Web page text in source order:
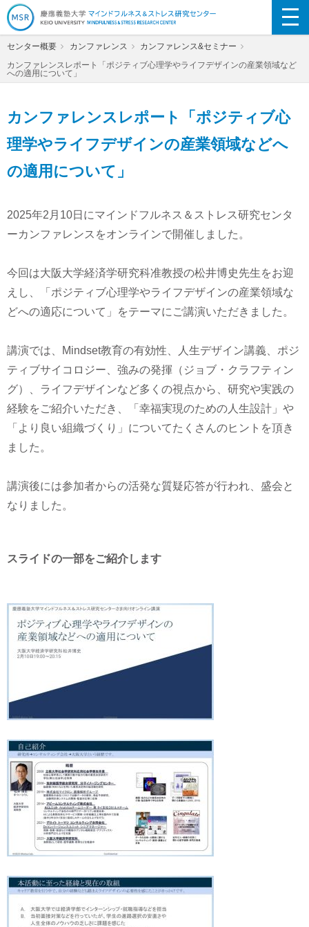
慶應義塾大学マインドフルネス&ストレス
研究センター
センター概要 カンファレンス
カンファレンス&セミナー
カンファレンスレポート「ポジティブ心理学やライフデザインの産業領域など
への適用について」
カンファレンスレポート「ポジティブ心
理学やライフデザインの産業領域などへ
の適用について」
2025年2月10日にマインドフルネス＆ストレス研究センタ
ーカンファレンスをオンラインで開催しました。
今回は大阪大学経済学研究科准教授の松井博史先生をお迎
えし、「ポジティブ心理学やライフデザインの産業領域な
どへの適応について」をテーマにご講演いただきました。
講演では、Mindset教育の有効性、人生デザイン講義、ポジ
ティブサイコロジー、強みの発揮（ジョブ・クラフティン
グ）、ライフデザインなど多くの視点から、研究や実践の
経験をご紹介いただき、「幸福実現のための人生設計」や
「より良い組織づくり」についてたくさんのヒントを頂き
ました。
講演後には参加者からの活発な質疑応答が行われ、盛会と
なりました。
スライドの一部をご紹介します